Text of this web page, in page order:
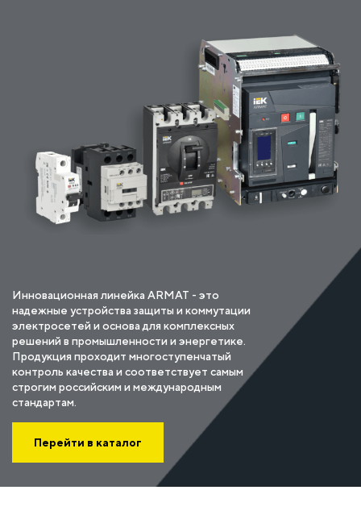
Инновационная линейка ARMAT - это
надежные устройства защиты и коммутации
электросетей и основа для комплексных
решений в промышленности и энергетике.
Продукция проходит многоступенчатый
контроль качества и соответствует самым
строгим российским и международным
стандартам.
Перейти в каталог